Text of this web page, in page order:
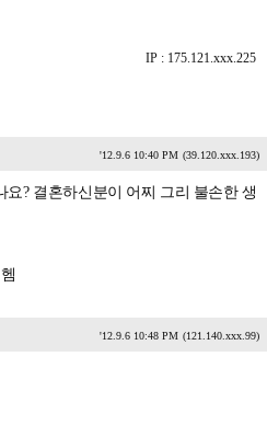
IP : 175.121.xxx.225
'12.9.6 10:40 PM (39.120.xxx.193)
? 결혼하신분이 어찌 그리 불손한 생
'12.9.6 10:48 PM (121.140.xxx.99)